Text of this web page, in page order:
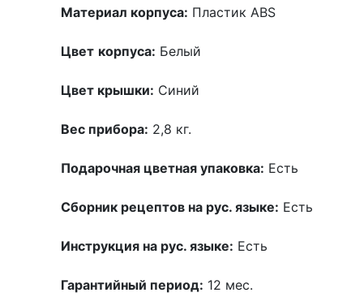
Материал корпуса: Пластик ABS
Цвет корпуса: Белый
Цвет крышки: Синий
Вес прибора: 2,8 кг.
Подарочная цветная упаковка: Есть
Сборник рецептов на рус. языке: Есть
Инструкция на рус. языке: Есть
Гарантийный период: 12 мес.